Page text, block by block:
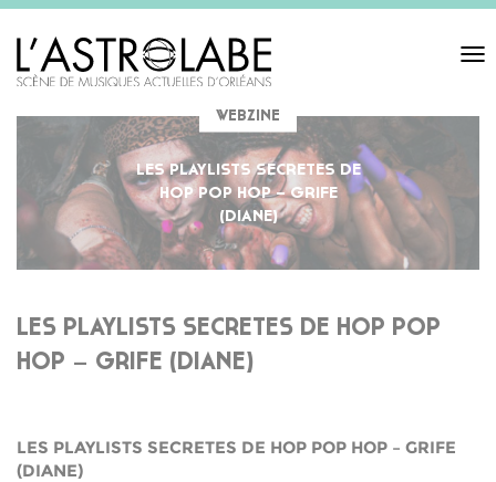
Toggle
WEBZINE
LES PLAYLISTS SECRETES DE
HOP POP HOP – GRIFE
(DIANE)
LES PLAYLISTS SECRETES DE HOP POP
HOP – GRIFE (DIANE)
LES PLAYLISTS SECRETES DE HOP POP HOP – GRIFE
(DIANE)